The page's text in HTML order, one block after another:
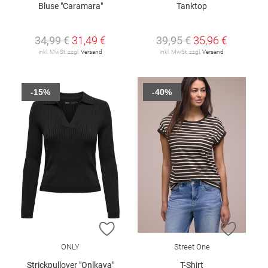
Bluse "Caramara"
34,99 € 31,49 €
inkl. MwSt. zzgl. Versand
Tanktop
39,95 € 35,96 €
inkl. MwSt. zzgl. Versand
ZUR WUNSCHLISTE HINZUFÜGEN
ONLY
Strickpullover "Onlkaya"
-15%
ZUR
Street One
T-Shirt
-40%